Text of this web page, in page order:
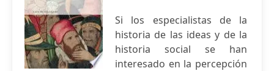
Si los especialistas de la
historia de las ideas y de la
historia social se han
interesado en la percepción